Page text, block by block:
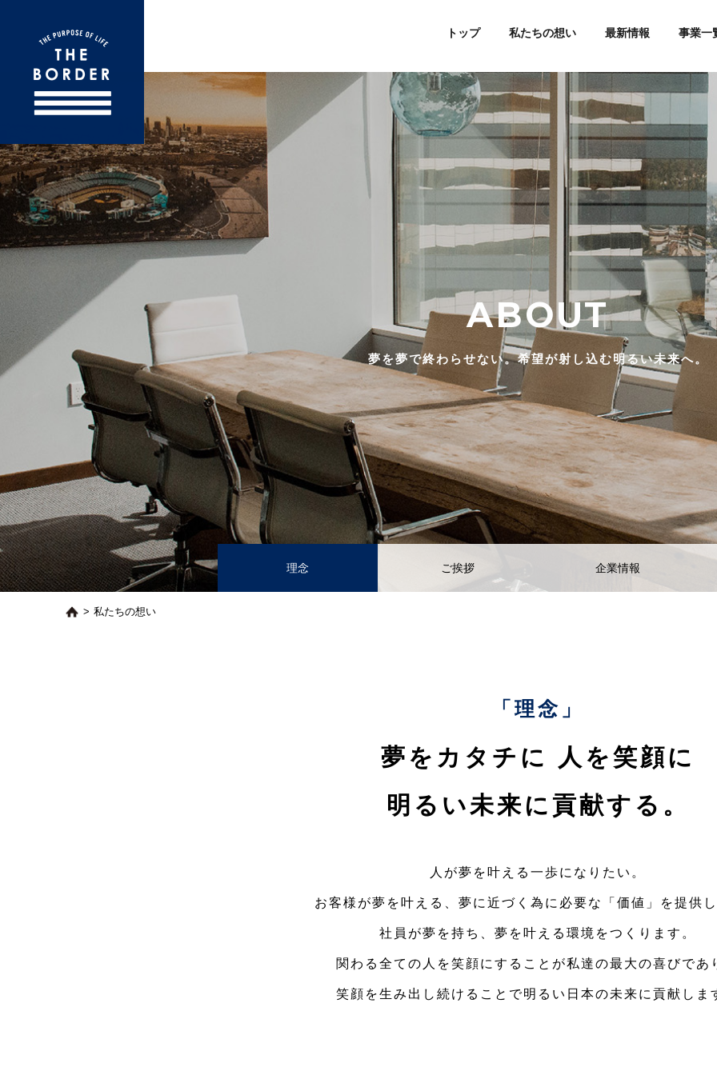
トップ 私たちの想い 最新情報 事業一
ABOUT
夢を夢で終わらせない。希望が射し込む明るい未来へ。
理念 ご挨拶 企業情報
私たちの想い
「理念」
夢をカタチに 人を笑顔に
明るい未来に貢献する。
人が夢を叶える一歩になりたい。
お客様が夢を叶える、夢に近づく為に必要な「価値」を提供
社員が夢を持ち、夢を叶える環境をつくります。
関わる全ての人を笑顔にすることが私達の最大の喜びであ
笑顔を生み出し続けることで明るい日本の未来に貢献しま